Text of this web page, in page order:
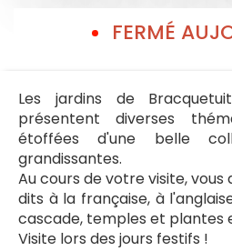
FERMÉ
Les jardins de
présentent diverses
étoffées d'une belle
grandissantes.
Au cours de votre visite,
dits à la française, à
cascade, temples et plantes
Visite lors des jours festifs !